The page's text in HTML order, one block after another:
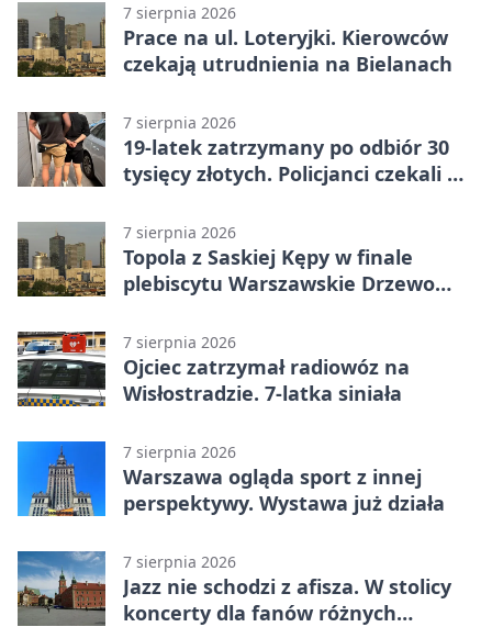
7 sierpnia 2026
Prace na ul. Loteryjki. Kierowców
czekają utrudnienia na Bielanach
7 sierpnia 2026
19-latek zatrzymany po odbiór 30
tysięcy złotych. Policjanci czekali w
7 sierpnia 2026
Topola z Saskiej Kępy w finale
plebiscytu Warszawskie Drzewo
7 sierpnia 2026
Ojciec zatrzymał radiowóz na
Wisłostradzie. 7-latka siniała
7 sierpnia 2026
Warszawa ogląda sport z innej
perspektywy. Wystawa już działa
7 sierpnia 2026
Jazz nie schodzi z afisza. W stolicy
koncerty dla fanów różnych